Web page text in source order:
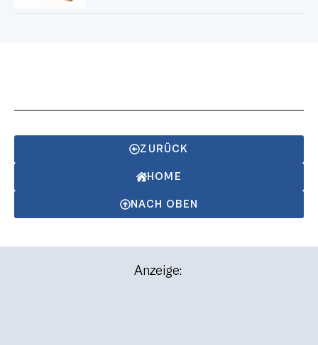
ZURÜCK
HOME
NACH OBEN
Anzeige: